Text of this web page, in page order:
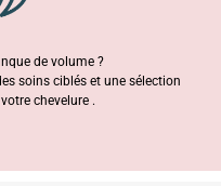
de volume ?
soins ciblés et une sélection
chevelure .